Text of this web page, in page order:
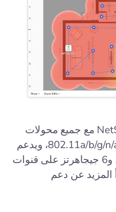
بالإضافة إلى 802.11ac، يعمل NetSpot مع جميع محولات
الشبكة اللاسلكية القياسية 802.11a/b/g/n/ac/ax/be، ويدعم
نطاقات 2.4 جيجاهرتز، 5 جيجاهرتز، و6 جيجاهرتز على قنوات
اقرأ المزيد عن دعم